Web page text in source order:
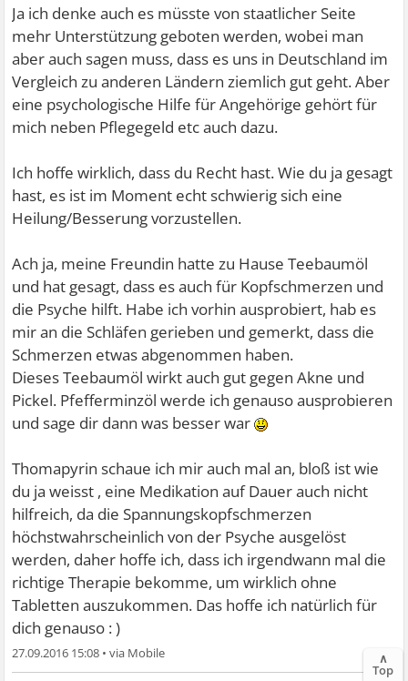
Ich helfe dir gerne, wie gesagt ich weiß genau, was Pflege
bedeutet. Bei uns war vorher klar, es ist nur für eine
gewisse Zeit und ich bin nicht sicher ob ich das auf Dauer
geschafft hätte. Ich ziehe echt den Hut vor allen, die
kranke und behinderte Angehörige zuhause pflegen. Das
müsste viel mehr honoriert werden, aber das ist ja ein
Kopf hoch, das wird schon. Auch wenn du es dir
momentan nicht vorstellen kannst, es wird dir wieder
Ja ich denke auch es müsste von staatlicher Seite
mehr Unterstützung geboten werden, wobei man
aber auch sagen muss, dass es uns in Deutschland im
Vergleich zu anderen Ländern ziemlich gut geht. Aber
eine psychologische Hilfe für Angehörige gehört für
mich neben Pflegegeld etc auch dazu.
Ich hoffe wirklich, dass du Recht hast. Wie du ja gesagt
hast, es ist im Moment echt schwierig sich eine
Heilung/Besserung vorzustellen.
Ach ja, meine Freundin hatte zu Hause Teebaumöl
und hat gesagt, dass es auch für Kopfschmerzen und
die Psyche hilft. Habe ich vorhin ausprobiert, hab es
mir an die Schläfen gerieben und gemerkt, dass die
Schmerzen etwas abgenommen haben.
Dieses Teebaumöl wirkt auch gut gegen Akne und
Pickel. Pfefferminzöl werde ich genauso ausprobieren
und sage dir dann was besser war
Thomapyrin schaue ich mir auch mal an, bloß ist wie
du ja weisst , eine Medikation auf Dauer auch nicht
hilfreich, da die Spannungskopfschmerzen
höchstwahrscheinlich von der Psyche ausgelöst
werden, daher hoffe ich, dass ich irgendwann mal die
richtige Therapie bekomme, um wirklich ohne
Tabletten auszukommen. Das hoffe ich natürlich für
dich genauso : )
27.09.2016 15:08 • ∧
Top